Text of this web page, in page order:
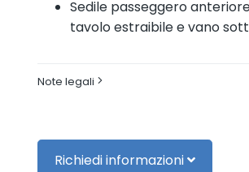
Sedile passeggero
tavolo estraibile e vano
Note legali
Richiedi informazioni